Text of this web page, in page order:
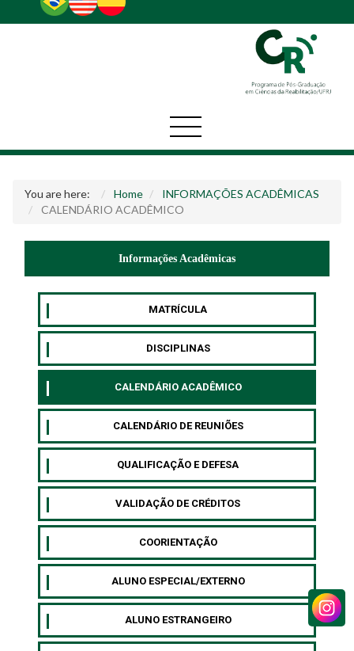
You are here: Home
INFORMAÇÕES ACADÊMICAS
CALENDÁRIO ACADÊMICO
Informações Acadêmicas
MATRÍCULA
DISCIPLINAS
CALENDÁRIO ACADÊMICO
CALENDÁRIO DE REUNIÕES
QUALIFICAÇÃO E DEFESA
VALIDAÇÃO DE CRÉDITOS
COORIENTAÇÃO
ALUNO ESPECIAL/EXTERNO
⁠ALUNO ESTRANGEIRO